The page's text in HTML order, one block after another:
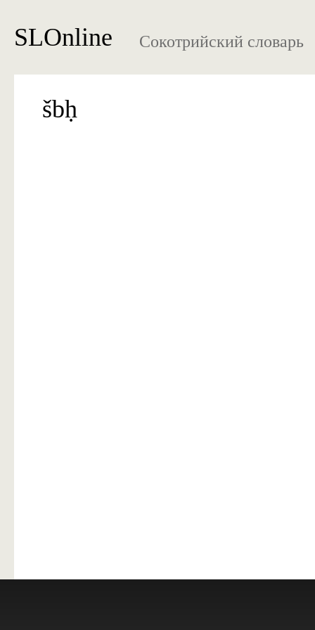
SLOnline Сокотрийский словарь
šbḥ